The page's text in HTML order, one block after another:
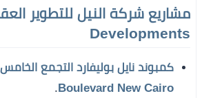
Developments
Boulevard New Cairo
.